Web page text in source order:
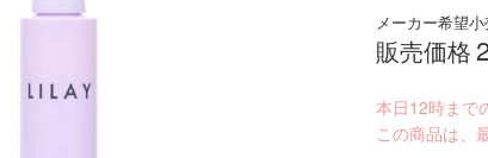
メーカー希望
販売価格
本日12時まで
この商品は、